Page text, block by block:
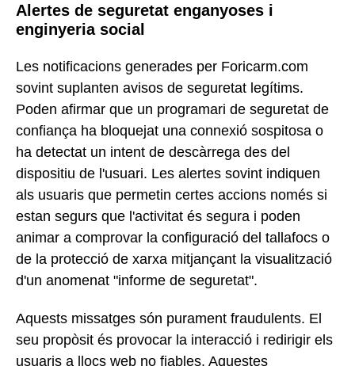
Alertes de seguretat enganyoses i
enginyeria social
Les notificacions generades per Foricarm.com
sovint suplanten avisos de seguretat legítims.
Poden afirmar que un programari de seguretat de
confiança ha bloquejat una connexió sospitosa o
ha detectat un intent de descàrrega des del
dispositiu de l'usuari. Les alertes sovint indiquen
als usuaris que permetin certes accions només si
estan segurs que l'activitat és segura i poden
animar a comprovar la configuració del tallafocs o
de la protecció de xarxa mitjançant la visualització
d'un anomenat "informe de seguretat".
Aquests missatges són purament fraudulents. El
seu propòsit és provocar la interacció i redirigir els
usuaris a llocs web no fiables. Aquestes